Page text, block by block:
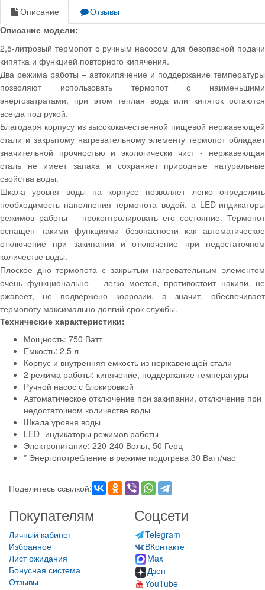
Описание
Отзывы
Описание модели:
2,5-литровый термопот с ручным насосом для безопасной подачи
кипятка и функцией повторного кипячения.
Два режима работы – автокипячение и поддержание температуры
позволяют использовать термопот с наименьшими
энергозатратами, при этом теплая вода или кипяток остаются
всегда под рукой.
Благодаря корпусу из высококачественной пищевой нержавеющей
стали и закрытому нагревательному элементу термопот обладает
значительной прочностью и экологически чист - нержавеющая
сталь не имеет запаха и сохраняет природные натуральные
свойства воды.
Шкала уровня воды на корпусе позволяет легко определить
необходимость наполнения термопота водой, а LED-индикаторы
режимов работы – проконтролировать его состояние. Термопот
оснащен такими функциями безопасности как автоматическое
отключение при закипании и отключение при недостаточном
количестве воды.
Плоское дно термопота с закрытым нагревательным элементом
очень функционально – легко моется, противостоит накипи, не
ржавеет, не подвержено коррозии, а значит, обеспечивает
термопоту максимально долгий срок службы.
Технические характеристики:
Мощность: 750 Ватт
Емкость: 2,5 л
Корпус и внутренняя емкость из нержавеющей стали
2 режима работы: кипячение, поддержание температуры
Ручной насос с блокировкой
Автоматическое отключение при закипании, отключение при
недостаточном количестве воды
Шкала уровня воды
LED- индикаторы режимов работы
Электропитание: 220-240 Вольт, 50 Герц
* Энергопотребление в режиме подогрева 30 Ватт/час
Поделитесь ссылкой:
Покупателям
Личный кабинет
Избранное
Лист ожидания
Бонусная система
Отзывы
Соцсети
Telegram
ВКонтакте
Max
Дзен
YouTube